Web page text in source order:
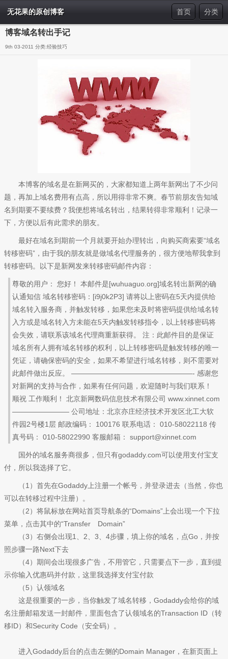
无花果的原创博客 分类
首页
博客域名转出手记
9th 03-2011 分类:经验技巧
本博客的域名是在新网买的，大家都知道上两年新网出了不少问
题，再加上域名费用有点高，所以用得非常不爽。春节前朋友告知域
名到期要不要续费？我便想将域名转出，结果转得非常顺利！记录一
下，方便以后有此需求的朋友。
最好在域名到期前一个月就要开始办理转出，向购买商索要“域名
转移密码”，由于我的朋友就是做域名代理服务的，很方便地帮我拿到
转移密码。以下是新网发来转移密码邮件内容：
尊敬的用户： 您好！ 本邮件是[wuhuaguo.org]域名转出新网的确
认通知信 域名转移密码：[i9j0k2P3] 请将以上密码在5天内提供给
域名转入服务商，并触发转移，如果您未及时将密码提供给域名转
入方或是域名转入方未能在5天内触发转移指令，以上转移密码将
会失效，请联系该域名代理商重新获得。 注：此邮件目的是保证
域名所有人拥有域名转移的权利，以上转移密码是触发转移的唯一
凭证，请确保密码的安全，如果不希望进行域名转移，则不需要对
此邮件做出反应。 —————————————————- 感谢您
对新网的支持与合作，如果有任何问题，欢迎随时与我们联系！
顺祝 工作顺利！ 北京新网数码信息技术有限公司 www.xinnet.com
———————— 公司地址：北京亦庄经济技术开发区北工大软
件园2号楼1层 邮政编码： 100176 联系电话： 010-58022118 传
真号码： 010-58022990 客服邮箱： support@xinnet.com
国外的域名服务商很多，但只有godaddy.com可以使用支付宝支
付，所以我选择了它。
（1）首先在Godaddy上注册一个帐号，并登录进去（当然，你也
可以在转移过程中注册）。
（2）将鼠标放在网站首页导航条的“Domains”上会出现一个下拉
菜单，点击其中的“Transfer Domain”
（3）右侧会出现1、2、3、4步骤，填上你的域名，点Go，并按
照步骤一路Next下去
（4）期间会出现很多广告，不用管它，只需要点下一步，直到提
示你输入优惠码并付款，这里我选择支付宝付款
（5）认领域名
这是很重要的一步，当你触发了域名转移，Godaddy会给你的域
名注册邮箱发送一封邮件，里面包含了认领域名的Transaction ID（转
移ID）和Security Code（安全码）。
进入Godaddy后台的点击左侧的Domain Manager，在新页面上